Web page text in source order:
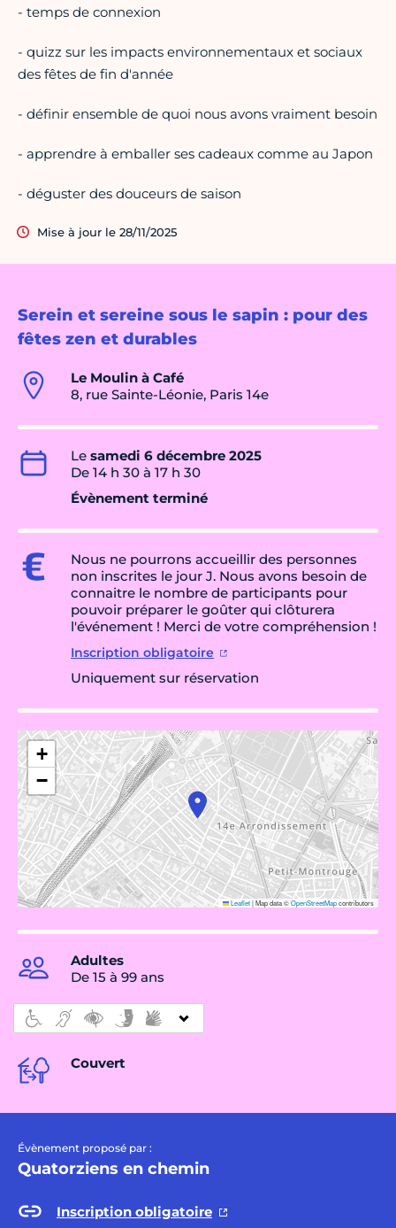
Serein et sereine sous le sapin : pour des
fêtes zen et durables
Le Moulin à Café
8, rue Sainte-Léonie, Paris 14e
Le samedi 6 décembre 2025
De 14 h 30 à 17 h 30
Évènement terminé
Nous ne pourrons accueillir des personnes
non inscrites le jour J. Nous avons besoin de
connaitre le nombre de participants pour
pouvoir préparer le goûter qui clôturera
l'événement ! Merci de votre compréhension !
Inscription obligatoire
Uniquement sur réservation
+
−
Leaflet|Map data ©OpenStreetMapcontributors
Adultes
De 15 à 99 ans
Couvert
Évènement proposé par :
Quatorziens en chemin
Inscription obligatoire
- temps de connexion
- quizz sur les impacts environnementaux et sociaux
des fêtes de fin d'année
- définir ensemble de quoi nous avons vraiment besoin
- apprendre à emballer ses cadeaux comme au Japon
- déguster des douceurs de saison
Mise à jour le 28/11/2025